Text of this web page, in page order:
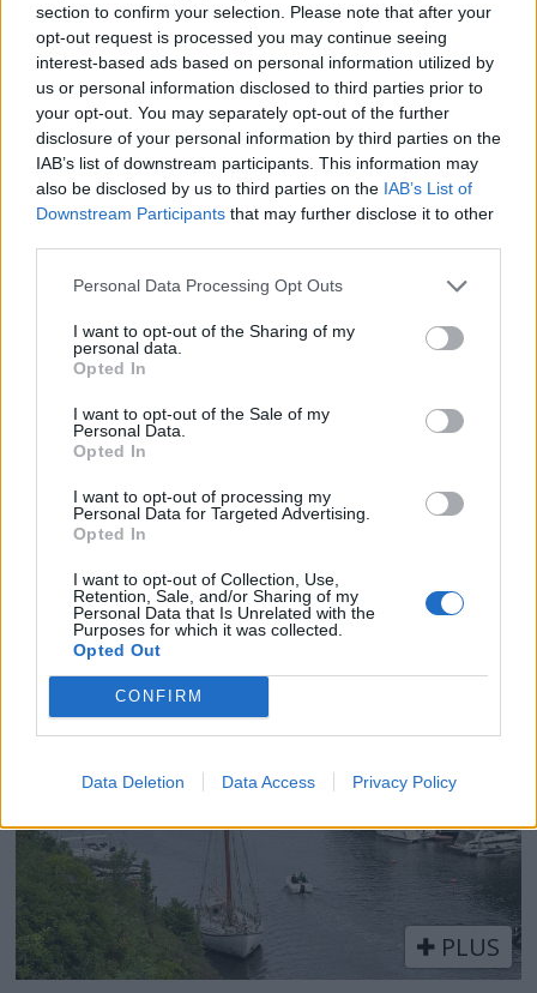
section to confirm your selection. Please note that after your
opt-out request is processed you may continue seeing
interest-based ads based on personal information utilized by
us or personal information disclosed to third parties prior to
your opt-out. You may separately opt-out of the further
disclosure of your personal information by third parties on the
IAB’s list of downstream participants. This information may
also be disclosed by us to third parties on the IAB’s List of
Downstream Participants that may further disclose it to other
Personal Data Processing Opt Outs
I want to opt-out of the Sharing of my
personal data.
Opted In
I want to opt-out of the Sale of my
Personal Data.
Opted In
I want to opt-out of processing my
Personal Data for Targeted Advertising.
Opted In
I want to opt-out of Collection, Use,
Retention, Sale, and/or Sharing of my
Personal Data that Is Unrelated with the
Purposes for which it was collected.
Opted Out
CONFIRM
Data Deletion Data Access Privacy Policy
ANNONSØRINNHOLD
BÅTMAGASINET
Få gratis tilgang til
havneguide
SPAR 659 KRONER: Tegn abonnement på
Båtmagasinet nå, og få gratis tilgang til
Havneguiden Online!
PLUS